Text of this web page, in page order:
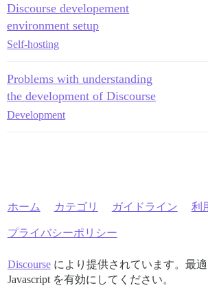
Discourse developement
environment setup
Self-hosting
Problems with understanding
the development of Discourse
Development
ホーム カテゴリ ガイドライン 利
プライバシーポリシー
Discourseにより提供されています。最適
Javascript を有効にしてください。